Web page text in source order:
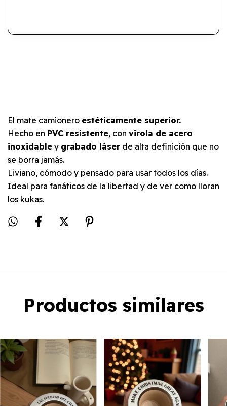
El mate camionero estéticamente superior.
Hecho en PVC resistente, con virola de acero
inoxidable y grabado láser de alta definición que no
se borra jamás.
Liviano, cómodo y pensado para usar todos los días.
Ideal para fanáticos de la libertad y de ver como lloran
los kukas.
Productos similares